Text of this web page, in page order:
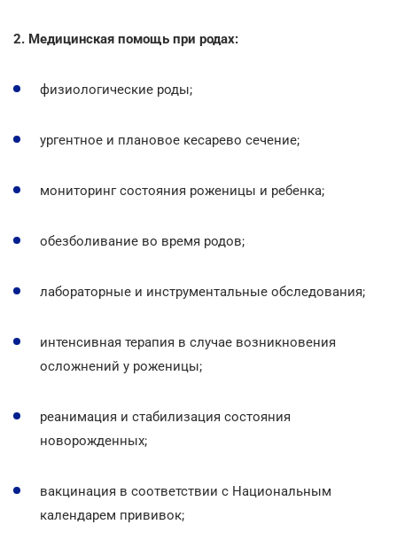
2. Медицинская помощь при родах:
физиологические роды;
ургентное и плановое кесарево сечение;
мониторинг состояния роженицы и ребенка;
обезболивание во время родов;
лабораторные и инструментальные обследования;
интенсивная терапия в случае возникновения
осложнений у роженицы;
реанимация и стабилизация состояния
новорожденных;
вакцинация в соответствии с Национальным
календарем прививок;